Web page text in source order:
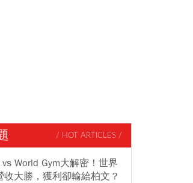
/ HOT ARTICLES /
World Gym大解密！世界
收大勝，獲利卻輸給柏文？